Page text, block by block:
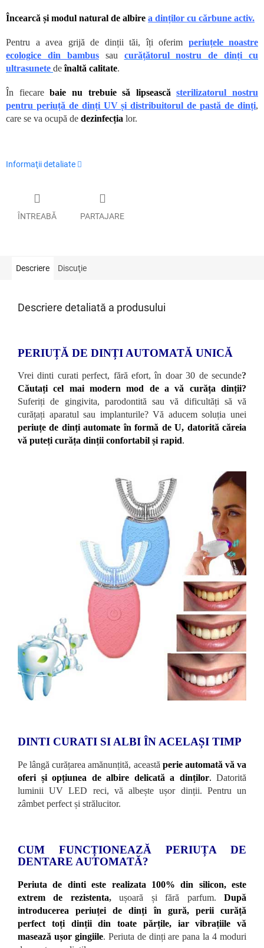
Încearcă și modul natural de albire a dinților cu cărbune activ.
Pentru a avea grijă de dinții tăi, îți oferim periuțele noastre
ecologice din bambussau curățătorul nostru de dinți cu
ultrasunete deînaltă calitate.
În fiecarebaie nu trebuie să lipsească
sterilizatorul nostru
pentru periuță de dinți UV și distribuitorul de pastă de dinți,
care se va ocupă de dezinfecția lor.
Informaţii detaliate
ÎNTREABĂ PARTAJARE
Descriere Discuţie
Descriere detaliată a produsului
PERIUȚĂ DE DINȚI AUTOMATĂ UNICĂ
Vrei dinti curati perfect, fără efort, în doar 30 de secunde?
Căutați cel mai modern mod de a vă curăța dinții?
Suferiți de gingivita, parodontită sau vă dificultăți să vă
curățați aparatul sau implanturile? Vă aducem soluția unei
periuțe de dinți automate în formă de U, datorită căreia
vă puteți curăța dinții confortabil și rapid.
DINTI CURATI SI ALBI ÎN ACELAȘI TIMP
Pe lângă curățarea amănunțită, această perie automată vă va
oferi și opțiunea de albire delicată a dinților. Datorită
luminii UV LED reci, vă albește ușor dinții. Pentru un
zâmbet perfect și strălucitor.
CUM FUNCȚIONEAZĂ PERIUȚA DE
DENTARE AUTOMATĂ?
Periuta de dinti este realizata 100% din silicon, este
extrem de rezistenta,ușoară și fără parfum.După
introducerea periuței de dinți în gură, perii curăță
perfect toți dinții din toate părțile, iar vibrațiile vă
masează ușor gingiile. Periuta de dinți are pana la 4 moduri